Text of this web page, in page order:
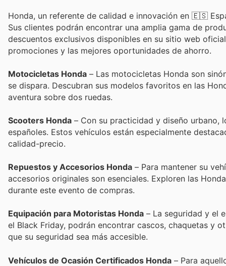
Honda, un referente de calidad e innovación en 🇪🇸
Sus clientes podrán encontrar una amplia gama de
descuentos exclusivos disponibles en su sitio web
promociones y las mejores oportunidades de ahorro.
Motocicletas Honda – Las motocicletas Honda son
se dispara. Descubran sus modelos favoritos en las
aventura sobre dos ruedas.
Scooters Honda – Con su practicidad y diseño urbano,
españoles. Estos vehículos están especialmente
calidad-precio.
Repuestos y Accesorios Honda – Para mantener su
accesorios originales son esenciales. Exploren las
durante este evento de compras.
Equipación para Motoristas Honda – La seguridad y el
el Black Friday, podrán encontrar cascos, chaquetas y
que su seguridad sea más accesible.
Vehículos de Ocasión Certificados Honda – Para